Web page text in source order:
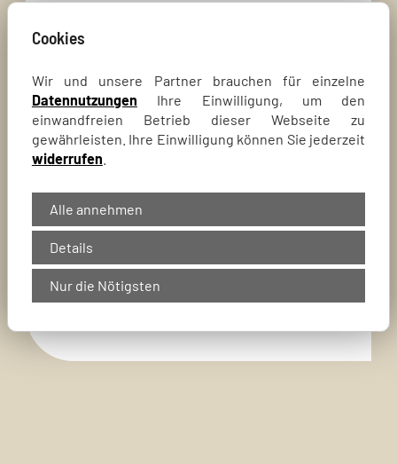
Skizze bis zur letzten Pflanze –
Lebensräume.
Mit Leidenschaft, Erfahrung und
Liebe zum Detail gestalten wir
Ihren Garten so, dass er vom
ästhetisch, funktional und
dauerhaft schön.
Unser Ziel:
begeistert und bleibt.
Cookies
Wir und unsere Partner brauchen für einzelne
Datennutzungen Ihre Einwilligung, um den
einwandfreien Betrieb dieser Webseite zu
gewährleisten. Ihre Einwilligung können Sie jederzeit
widerrufen
Alle annehmen
Details
Nur die Nötigsten